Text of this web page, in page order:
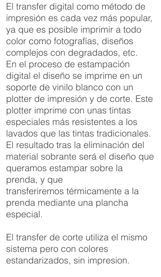
El transfer digital como método de
impresión es cada vez más popular,
ya que es posible imprimir a todo
color como fotografías, diseños
complejos con degradados, etc.
En el proceso de estampación
digital el diseño se imprime en un
soporte de vinilo blanco con un
plotter de impresión y de corte. Este
plotter imprime con unas tintas
especiales más resistentes a los
lavados que las tintas tradicionales.
El resultado tras la eliminación del
material sobrante será el diseño que
queramos estampar sobre la
prenda, y que
transferiremos térmicamente a la
prenda mediante una plancha
especial.
El transfer de corte utiliza el mismo
sistema pero con colores
estandarizados, sin impresion.